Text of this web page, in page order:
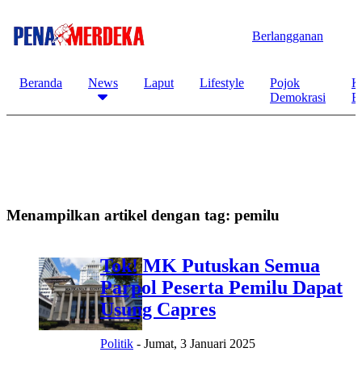
Berlangganan
Beranda News Laput Lifestyle
Pojok
Demokrasi
Menampilkan artikel dengan tag: pemilu
Tok! MK Putuskan Semua
Parpol Peserta Pemilu Dapat
Usung Capres
Politik - Jumat, 3 Januari 2025